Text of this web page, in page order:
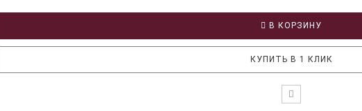
В КОРЗИНУ
КУПИТЬ В 1 КЛИК